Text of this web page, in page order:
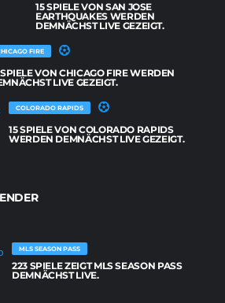
15 SPIELE VON SAN JOSE
EARTHQUAKES WERDEN
DEMNÄCHST LIVE GEZEIGT.
FIRE
SPIELE VON CHICAGO FIRE WERDEN
LIVE GEZEIGT.
COLORADO RAPIDS
15 SPIELE VON COLORADO RAPIDS
WERDEN DEMNÄCHST LIVE GEZEIGT.
MLS SEASON PASS
223 SPIELE ZEIGT MLS SEASON PASS
DEMNÄCHST LIVE.